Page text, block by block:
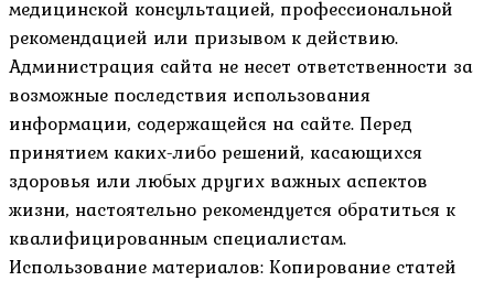
медицинской консультацией, профессиональной
рекомендацией или призывом к действию.
Администрация сайта не несет ответственности за
возможные последствия использования
информации, содержащейся на сайте. Перед
принятием каких-либо решений, касающихся
здоровья или любых других важных аспектов
жизни, настоятельно рекомендуется обратиться к
квалифицированным специалистам.
Использование материалов: Копирование статей